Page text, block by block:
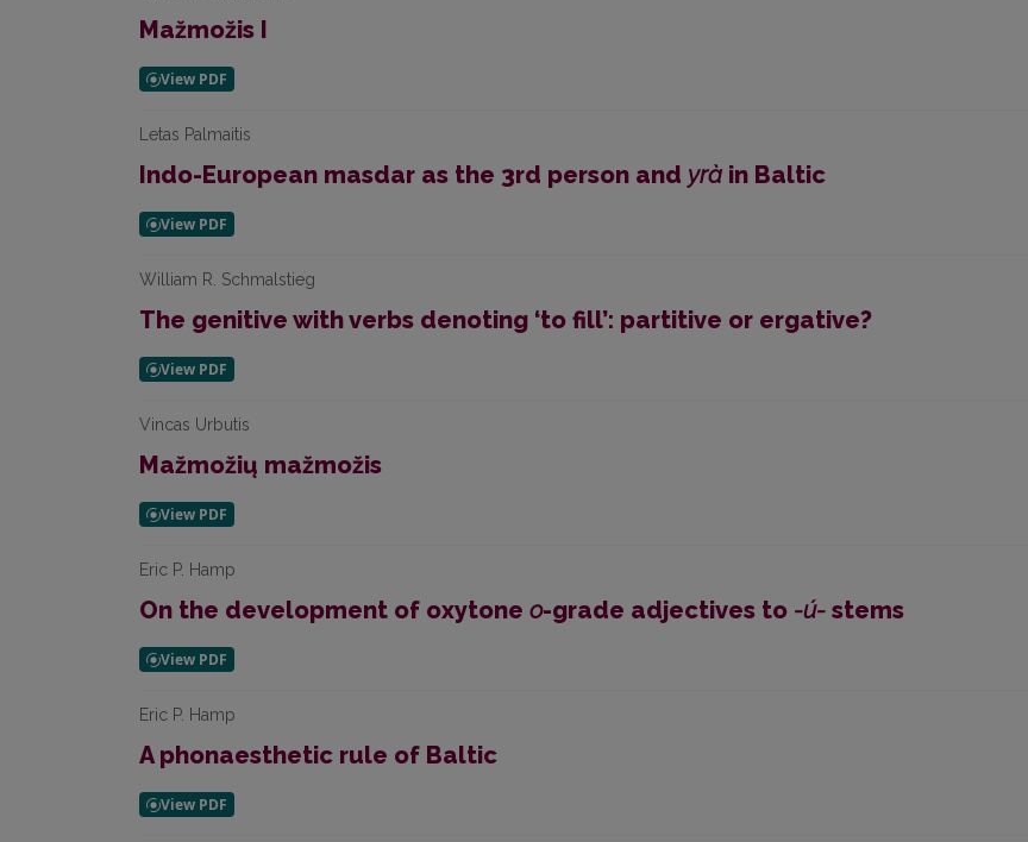
Mažmožis I
Letas Palmaitis
Indo-European masdar as the 3rd person and yrà in Baltic
William R. Schmalstieg
The genitive with verbs denoting ‘to fill’: partitive or ergative?
Vincas Urbutis
Mažmožių mažmožis
Eric P. Hamp
On the development of oxytone o-grade adjectives to -ú- stems
Eric P. Hamp
A phonaesthetic rule of Baltic